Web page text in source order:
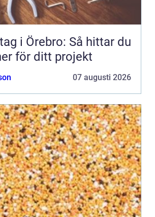
i Örebro: Så hittar du
för ditt projekt
07 augusti 2026